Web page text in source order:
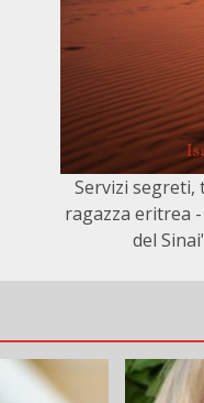
Servizi segreti,
ragazza eritrea
del